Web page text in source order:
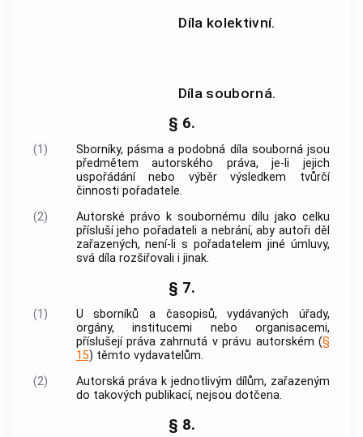
Díla kolektivní.
Díla souborná.
§ 6.
(1)
Sborníky, pásma a podobná díla souborná jsou
předmětem autorského práva, je-li jejich
uspořádání nebo výběr výsledkem tvůrčí
činnosti pořadatele.
(2)
Autorské právo k soubornému dílu jako celku
přísluší jeho pořadateli a nebrání, aby autoři děl
zařazených, není-li s pořadatelem jiné úmluvy,
svá díla rozšiřovali i jinak.
§ 7.
(1)
U sborníků a časopisů, vydávaných úřady,
orgány, institucemi nebo organisacemi,
příslušejí práva zahrnutá v právu autorském (§
15) těmto vydavatelům.
(2)
Autorská práva k jednotlivým dílům, zařazeným
do takových publikací, nejsou dotčena.
§ 8.